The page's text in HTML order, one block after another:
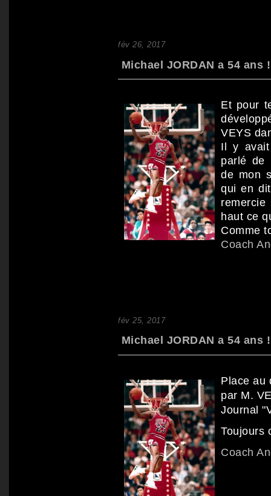
fév 26, 2017
Michael JORDAN a 54 ans
Et pour
VEYS
Il y
parlé de
de mon
qui en
haut ce
Comme
Coach
fév 25, 2017
Michael JORDAN a 54 ans
Place au
par M.
Journal
Toujours
Coach